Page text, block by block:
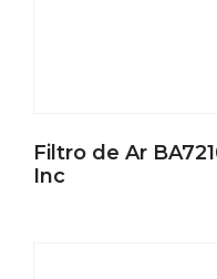
Filtro de Ar
Inc